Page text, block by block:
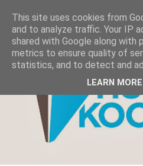
This site uses cookies from
and to analyze traffic. Your IP
shared with Google along with
metrics to ensure quality of
statistics, and to detect and
LEARN MORE